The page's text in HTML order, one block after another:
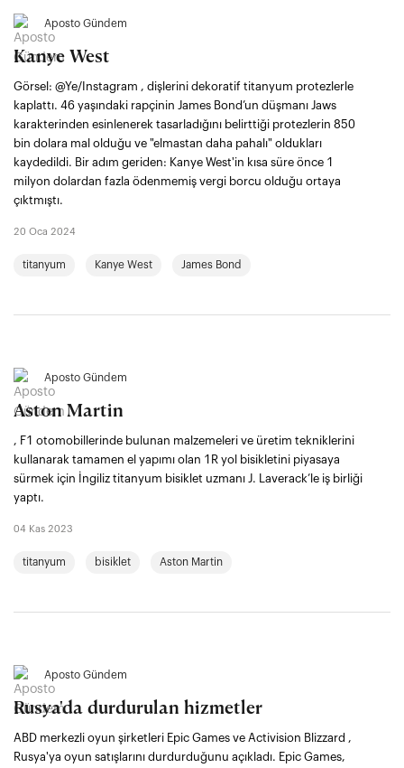
Aposto Gündem
Kanye West
Görsel: @‌Ye/Instagram , dişlerini dekoratif titanyum protezlerle
kaplattı. 46 yaşındaki rapçinin James Bond’un düşmanı Jaws
karakterinden esinlenerek tasarladığını belirttiği protezlerin 850
bin dolara mal olduğu ve "elmastan daha pahalı" oldukları
kaydedildi. Bir adım geriden: Kanye West'in kısa süre önce 1
milyon dolardan fazla ödenmemiş vergi borcu olduğu ortaya
çıktmıştı.
20 Oca 2024
titanyum Kanye West James Bond
Aposto Gündem
Aston Martin
, F1 otomobillerinde bulunan malzemeleri ve üretim tekniklerini
kullanarak tamamen el yapımı olan 1R yol bisikletini piyasaya
sürmek için İngiliz titanyum bisiklet uzmanı J. Laverack’le iş birliği
yaptı.
04 Kas 2023
titanyum bisiklet Aston Martin
Aposto Gündem
Rusya'da durdurulan hizmetler
ABD merkezli oyun şirketleri Epic Games ve Activision Blizzard ,
Rusya'ya oyun satışlarını durdurduğunu açıkladı. Epic Games,